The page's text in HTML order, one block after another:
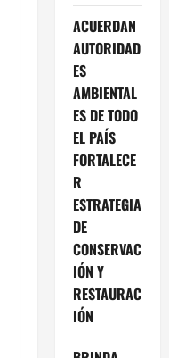
ACUERDAN
AUTORIDAD
ES
AMBIENTAL
ES DE TODO
EL PAÍS
FORTALECE
R
ESTRATEGIA
DE
CONSERVAC
IÓN Y
RESTAURAC
IÓN